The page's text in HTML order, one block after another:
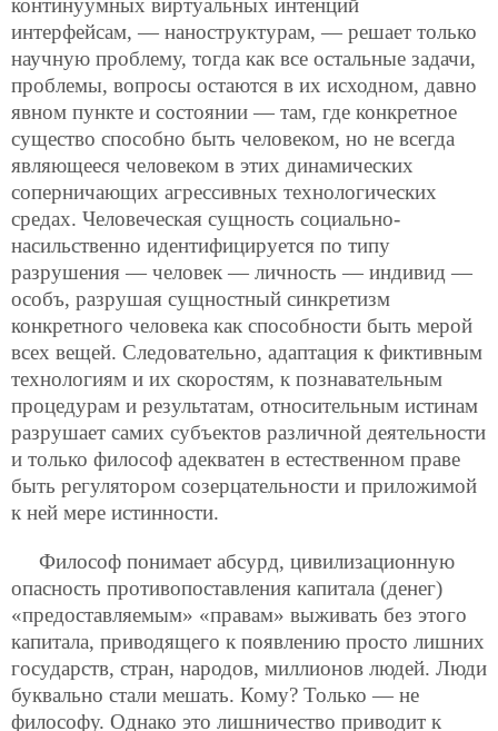
континуумных виртуальных интенций
интерфейсам, — наноструктурам, — решает только
научную проблему, тогда как все остальные задачи,
проблемы, вопросы остаются в их исходном, давно
явном пункте и состоянии — там, где конкретное
существо способно быть человеком, но не всегда
являющееся человеком в этих динамических
соперничающих агрессивных технологических
средах. Человеческая сущность социально-
насильственно идентифицируется по типу
разрушения — человек — личность — индивид —
особъ, разрушая сущностный синкретизм
конкретного человека как способности быть мерой
всех вещей. Следовательно, адаптация к фиктивным
технологиям и их скоростям, к познавательным
процедурам и результатам, относительным истинам
разрушает самих субъектов различной деятельности
и только философ адекватен в естественном праве
быть регулятором созерцательности и приложимой
к ней мере истинности.
Философ понимает абсурд, цивилизационную
опасность противопоставления капитала (денег)
«предоставляемым» «правам» выживать без этого
капитала, приводящего к появлению просто лишних
государств, стран, народов, миллионов людей. Люди
буквально стали мешать. Кому? Только — не
философу. Однако это лишничество приводит к